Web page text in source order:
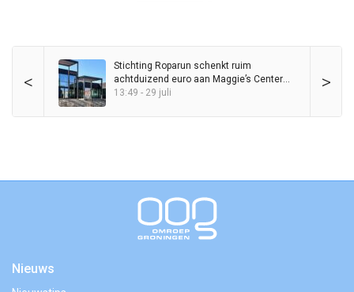
< >
Stichting Roparun schenkt ruim
achtduizend euro aan Maggie’s Center
Groningen
13:49 - 29 juli
Nieuws